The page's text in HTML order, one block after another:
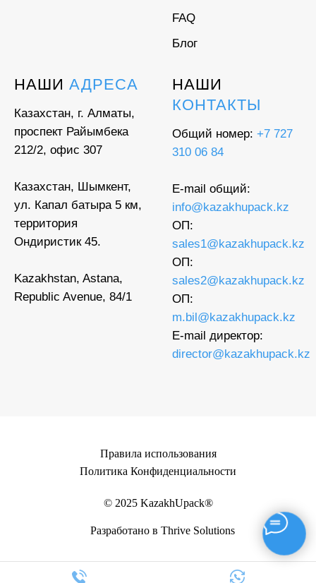
FAQ
Блог
НАШИ АДРЕСА
Казахстан, г. Алматы,
проспект Райымбека
212/2, офис 307
Казахстан, Шымкент,
ул. Капал батыра 5 км,
территория
Ондиристик 45.
Kazakhstan, Astana,
Republic Avenue, 84/1
НАШИ
КОНТАКТЫ
Общий номер: +7 727
310 06 84
E-mail общий:
info@kazakhupack.kz
ОП:
sales1@kazakhupack.kz
ОП:
sales2@kazakhupack.kz
ОП:
m.bil@kazakhupack.kz
E-mail директор:
director@kazakhupack.kz
Правила использования
Политика Конфиденциальности
© 2025 KazakhUpack®
Разработано в Thrive Solutions